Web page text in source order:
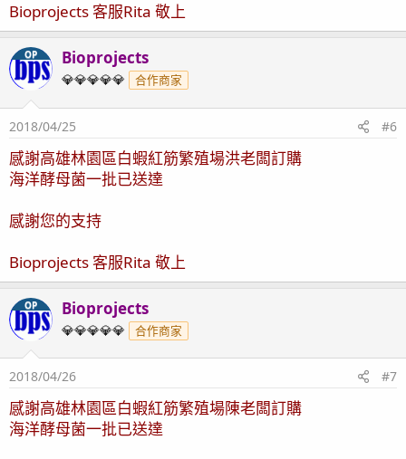
Bioprojects 客服Rita 敬上
OP Bioprojects
💎💎💎💎💎 合作商家
2018/04/25 #6
感謝高雄林園區白蝦紅筋繁殖場洪老闆訂購
海洋酵母菌一批已送達
感謝您的支持
Bioprojects 客服Rita 敬上
OP Bioprojects
💎💎💎💎💎 合作商家
2018/04/26 #7
感謝高雄林園區白蝦紅筋繁殖場陳老闆訂購
海洋酵母菌一批已送達